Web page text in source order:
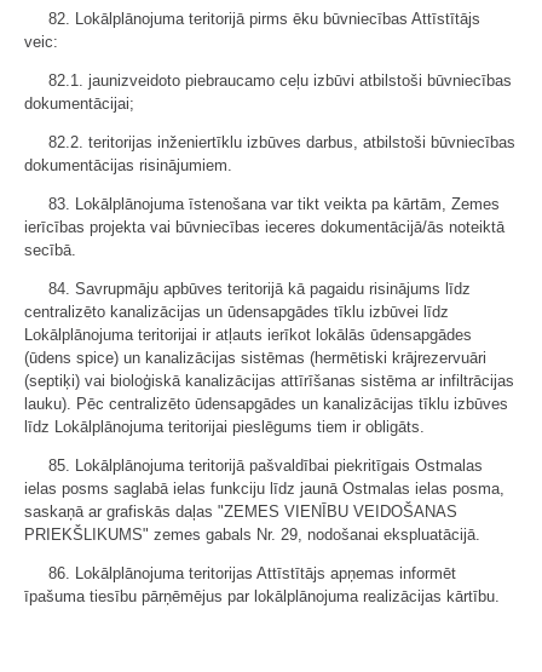
82. Lokālplānojuma teritorijā pirms ēku būvniecības Attīstītājs
veic:
82.1. jaunizveidoto piebraucamo ceļu izbūvi atbilstoši būvniecības
dokumentācijai;
82.2. teritorijas inženiertīklu izbūves darbus, atbilstoši būvniecības
dokumentācijas risinājumiem.
83. Lokālplānojuma īstenošana var tikt veikta pa kārtām, Zemes
ierīcības projekta vai būvniecības ieceres dokumentācijā/ās noteiktā
secībā.
84. Savrupmāju apbūves teritorijā kā pagaidu risinājums līdz
centralizēto kanalizācijas un ūdensapgādes tīklu izbūvei līdz
Lokālplānojuma teritorijai ir atļauts ierīkot lokālās ūdensapgādes
(ūdens spice) un kanalizācijas sistēmas (hermētiski krājrezervuāri
(septiķi) vai bioloģiskā kanalizācijas attīrīšanas sistēma ar infiltrācijas
lauku). Pēc centralizēto ūdensapgādes un kanalizācijas tīklu izbūves
līdz Lokālplānojuma teritorijai pieslēgums tiem ir obligāts.
85. Lokālplānojuma teritorijā pašvaldībai piekritīgais Ostmalas
ielas posms saglabā ielas funkciju līdz jaunā Ostmalas ielas posma,
saskaņā ar grafiskās daļas "ZEMES VIENĪBU VEIDOŠANAS
PRIEKŠLIKUMS" zemes gabals Nr. 29, nodošanai ekspluatācijā.
86. Lokālplānojuma teritorijas Attīstītājs apņemas informēt
īpašuma tiesību pārņēmējus par lokālplānojuma realizācijas kārtību.